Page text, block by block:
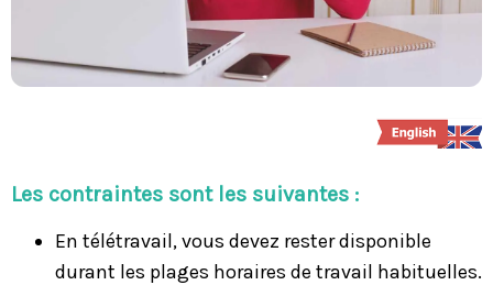
Les contraintes sont les suivantes :
En télétravail, vous devez rester disponible
durant les plages horaires de travail habituelles.